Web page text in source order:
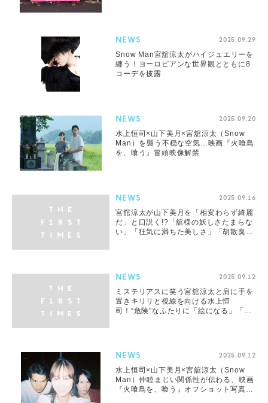
NEWS 2025.09.29
Snow Man宮舘涼太がハイジュエリーを
纏う！ヨーロピアンな世界観とともに8
コーデを披露
NEWS 2025.09.20
水上恒司×山下美月×宮舘涼太（Snow
Man）を襲う不穏な空気…映画『火喰鳥
を、喰う』冒頭映像解禁
NEWS 2025.09.16
宮舘涼太が山下美月を「相変わらず綺麗
だ」と口説く!?「舘様の妖しさたまらな
い」「狂気に満ちた美しさ」「胡散臭く
NEWS 2025.09.12
ミステリアスに笑う宮舘涼太と肩に手を
置きキリリと視線を向ける水上恒
司！“危険”なふたりに「絵になる」「硬
NEWS 2025.09.12
水上恒司×山下美月×宮舘涼太（Snow
Man）仲睦まじい関係性が伝わる、映画
『火喰鳥を、喰う』オフショット写真公